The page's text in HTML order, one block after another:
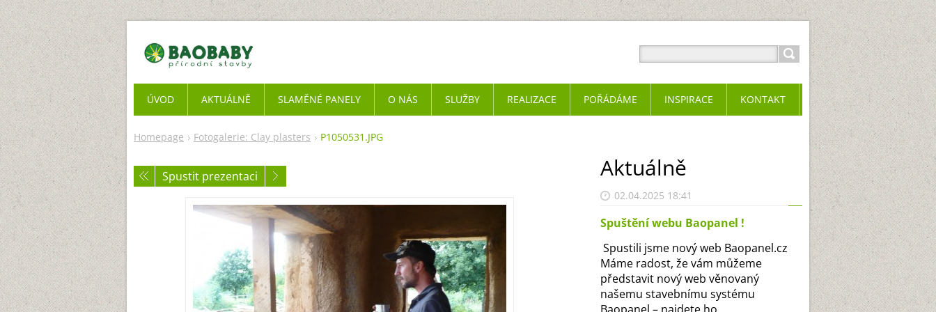
Homepage Fotogalerie: Clay plasters P1050531.JPG
Spustit prezentaci Aktuálně
02.04.2025 18:41
Spuštění webu Baopanel !
Spustili jsme nový web Baopanel.cz
Máme radost, že vám můžeme
představit nový web věnovaný
našemu stavebnímu systému
ÚVOD AKTUÁLNĚ SLAMĚNÉ PANELY O NÁS SLUŽBY REALIZACE POŘÁDÁME INSPIRACE KONTAKT